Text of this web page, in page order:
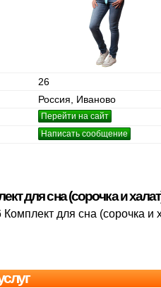
26
Россия, Иваново
Перейти на сайт
Написать сообщение
для сна (сорочка и
Комплект для сна (сорочка и